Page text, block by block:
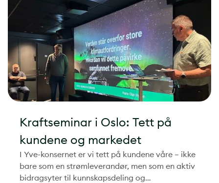
Kraftseminar i Oslo: Tett på
kundene og markedet
I Yve-konsernet er vi tett på kundene våre – ikke
bare som en strømleverandør, men som en aktiv
bidragsyter til kunnskapsdeling og